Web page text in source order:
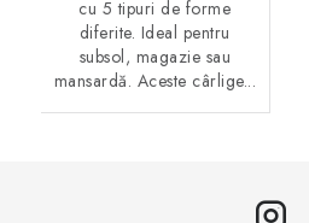
cu 5 tipuri de forme
diferite. Ideal pentru
subsol, magazie sau
mansardă. Aceste cârlige...